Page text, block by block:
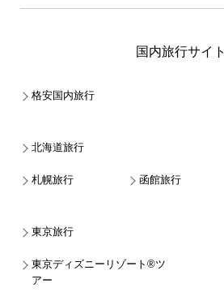
国内旅行サイト
格安国内旅行
北海道旅行
札幌旅行 函館旅行
東京旅行
東京ディズニーリゾート®ツ
アー